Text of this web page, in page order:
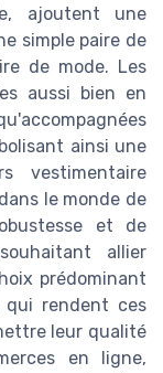
ajoutent une
simple paire de
de mode. Les
aussi bien en
ainsi une
vestimentaire
le monde de
et de
allier
prédominant
qui rendent ces
leur qualité
en ligne,